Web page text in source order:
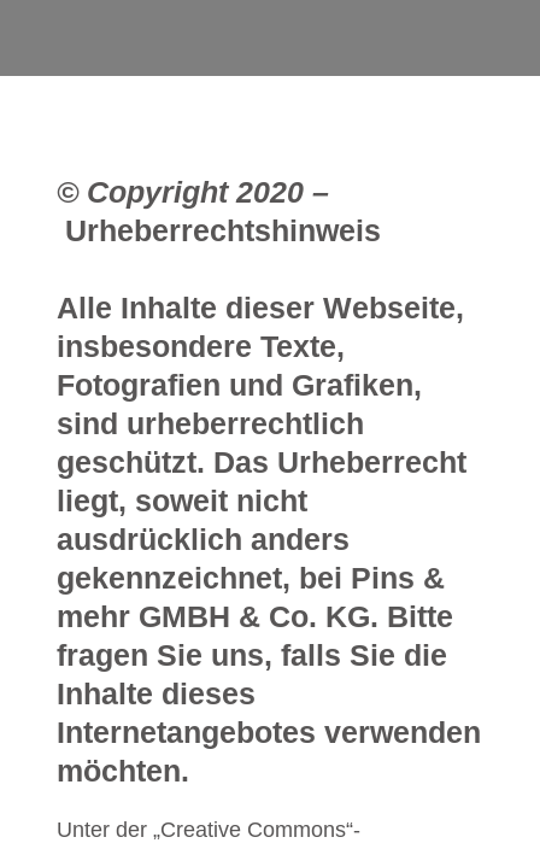
© Copyright 2020 –
Urheberrechtshinweis
Alle Inhalte dieser Webseite,
insbesondere Texte,
Fotografien und Grafiken,
sind urheberrechtlich
geschützt. Das Urheberrecht
liegt, soweit nicht
ausdrücklich anders
gekennzeichnet, bei Pins &
mehr GMBH & Co. KG. Bitte
fragen Sie uns, falls Sie die
Inhalte dieses
Internetangebotes verwenden
möchten.
Unter der „Creative Commons“-